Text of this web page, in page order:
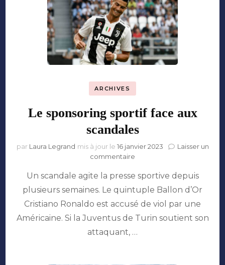
ARCHIVES
Le sponsoring sportif face aux
scandales
par Laura Legrand mis à jour le 16 janvier 2023
Laisser un
commentaire
sponsoring
sportif
face
aux
scandales
Un scandale agite la presse sportive depuis
plusieurs semaines. Le quintuple Ballon d’Or
Cristiano Ronaldo est accusé de viol par une
Américaine. Si la Juventus de Turin soutient son
attaquant, …